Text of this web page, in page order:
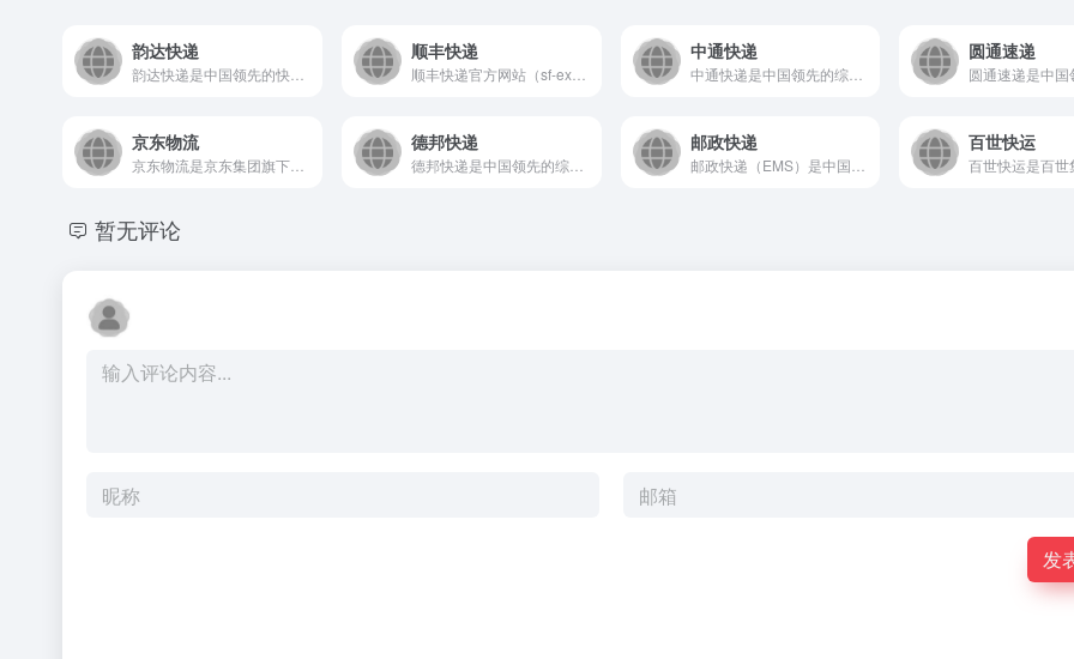
韵达快递 顺丰快递
顺丰快递官方网站（sf-express.com）是中国领先的...
中通快递
中通快递是中国领先的综合性快递物流服务商，提供国内及国际快递...
圆通速递
京东物流 德邦快递
德邦快递是中国领先的综合物流服务商，提供覆盖全国的快递快运服...
邮政快递 百世快运
暂无评论
发